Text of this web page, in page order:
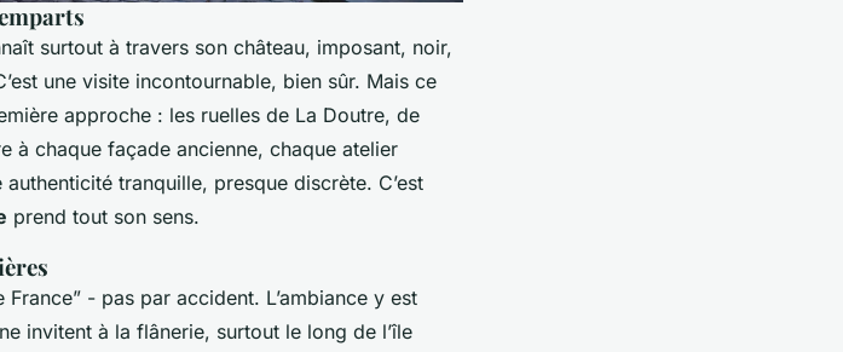
surtout à travers son château, imposant, noir,
une visite incontournable, bien sûr. Mais ce
approche : les ruelles de La Doutre, de
à chaque façade ancienne, chaque atelier
tranquille, presque discrète. C’est
prend tout son sens.
- pas par accident. L’ambiance y est
invitent à la flânerie, surtout le long de l’île